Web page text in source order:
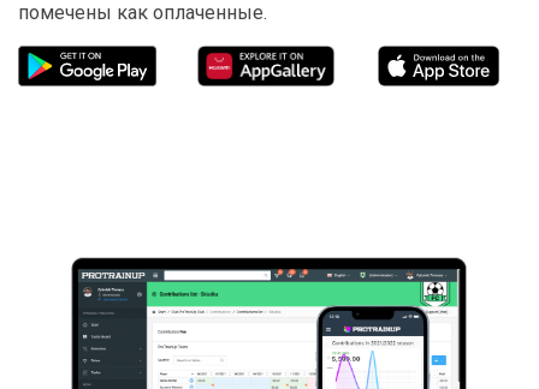
помечены как оплаченные.